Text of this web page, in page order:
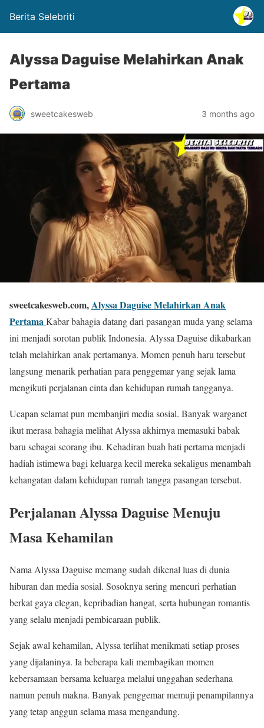
Berita Selebriti
Alyssa Daguise Melahirkan Anak
Pertama
sweetcakesweb 3 months ago
sweetcakesweb.com,Alyssa Daguise Melahirkan Anak
PertamaKabar bahagia datang dari pasangan muda yang selama
ini menjadi sorotan publik Indonesia. Alyssa Daguise dikabarkan
telah melahirkan anak pertamanya. Momen penuh haru tersebut
langsung menarik perhatian para penggemar yang sejak lama
mengikuti perjalanan cinta dan kehidupan rumah tangganya.
Ucapan selamat pun membanjiri media sosial. Banyak warganet
ikut merasa bahagia melihat Alyssa akhirnya memasuki babak
baru sebagai seorang ibu. Kehadiran buah hati pertama menjadi
hadiah istimewa bagi keluarga kecil mereka sekaligus menambah
kehangatan dalam kehidupan rumah tangga pasangan tersebut.
Perjalanan Alyssa Daguise Menuju
Masa Kehamilan
Nama Alyssa Daguise memang sudah dikenal luas di dunia
hiburan dan media sosial. Sosoknya sering mencuri perhatian
berkat gaya elegan, kepribadian hangat, serta hubungan romantis
yang selalu menjadi pembicaraan publik.
Sejak awal kehamilan, Alyssa terlihat menikmati setiap proses
yang dijalaninya. Ia beberapa kali membagikan momen
kebersamaan bersama keluarga melalui unggahan sederhana
namun penuh makna. Banyak penggemar memuji penampilannya
yang tetap anggun selama masa mengandung.